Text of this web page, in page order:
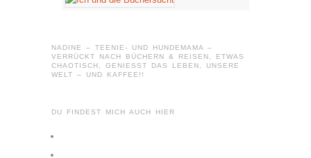
NADINE – TEENIE- UND HUNDEMAMA –
VERRÜCKT NACH BÜCHERN & REISEN, ETWAS
CHAOTISCH, GENIESST DAS LEBEN, UNSERE W
ELT – UND KAFFEE!!
DU FINDEST MICH AUCH HIER